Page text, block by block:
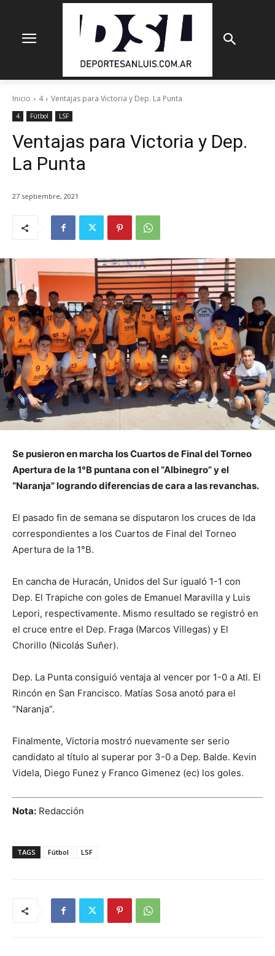
Inicio 4 Ventajas para Victoria y Dep. La Punta
4 Fútbol LSF
Ventajas para Victoria y Dep.
La Punta
27 septiembre, 2021
Se pusieron en marcha los Cuartos de Final del Torneo
Apertura de la 1°B puntana con el “Albinegro” y el
“Naranja” logrando diferencias de cara a las revanchas.
El pasado fin de semana se disputaron los cruces de Ida
correspondientes a los Cuartos de Final del Torneo
Apertura de la 1°B.
En cancha de Huracán, Unidos del Sur igualó 1-1 con
Dep. El Trapiche con goles de Emanuel Maravilla y Luis
Lepori, respectivamente. Mismo resultado se registró en
el cruce entre el Dep. Fraga (Marcos Villegas) y El
Chorillo (Nicolás Suñer).
Dep. La Punta consiguió ventaja al vencer por 1-0 a Atl. El
Rincón en San Francisco. Matías Sosa anotó para el
“Naranja”.
Finalmente, Victoria mostró nuevamente ser serio
candidato al título al superar por 3-0 a Dep. Balde. Kevin
Videla, Diego Funez y Franco Gimenez (ec) los goles.
Nota: Redacción
TAGS Fútbol LSF